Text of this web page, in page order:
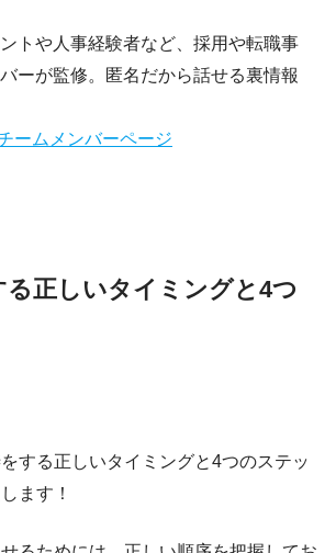
トや人事経験者など、採用や転職事
ーが監修。匿名だから話せる裏情報
ームメンバーページ
る正しいタイミングと4つ
する正しいタイミングと4つのステッ
ます！